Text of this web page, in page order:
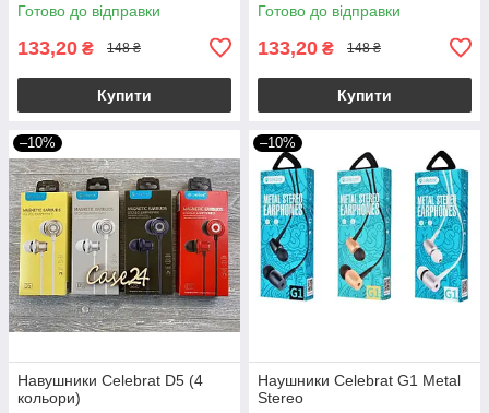
Готово до відправки
133,20 ₴ 148 ₴
Купити
Готово до відправки
133,20 ₴ 148 ₴
Купити
–10%
Навушники Celebrat D5 (4
кольори)
–10%
Наушники Celebrat G1 Metal
Stereo